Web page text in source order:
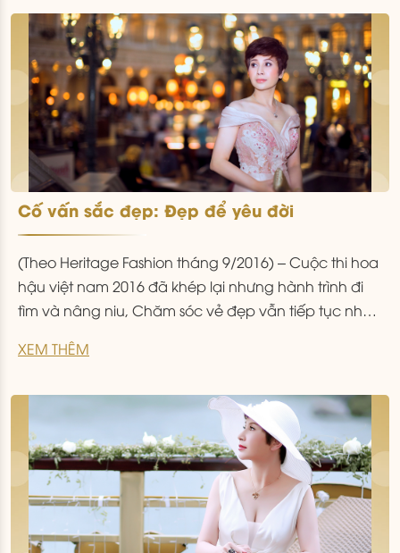
Cố vấn sắc đẹp: Đẹp để yêu đời
(Theo Heritage Fashion tháng 9/2016) – Cuộc thi hoa
hậu việt nam 2016 đã khép lại nhưng hành trình đi
tìm và nâng niu, Chăm sóc vẻ đẹp vẫn tiếp tục như
Có Cuộc nói Chuyện với bà Thanh Hằng Beauty
XEM THÊM